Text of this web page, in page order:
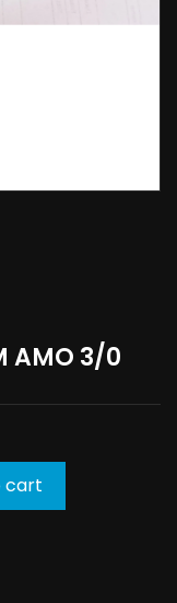
AMO 3/0
cart